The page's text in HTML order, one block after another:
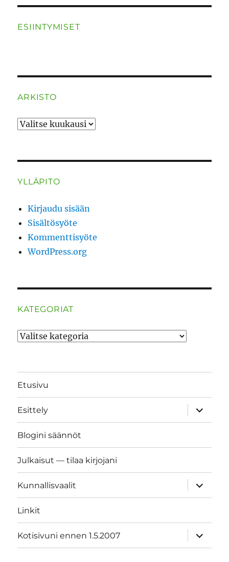
ESIINTYMISET
ARKISTO
ARKISTO
YLLÄPITO
Kirjaudu sisään
Sisältösyöte
Kommenttisyöte
WordPress.org
KATEGORIAT
Kategoriat
Etusivu
Esittely
näytä
Blogini säännöt
Julkaisut — tilaa kirjojani
Kunnallisvaalit
näytä
Linkit
Kotisivuni ennen 1.5.2007
näytä